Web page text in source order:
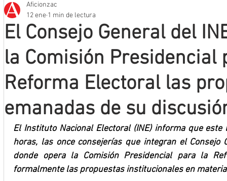
Que no se olvide
Mineros LNBP
El Consejo General del
la Comisión Presidencial
Reforma Electoral las
emanadas de su
Aficionzac
12 ene 1 min de lectura
El Instituto Nacional Electoral (INE) informa que
horas, las once consejerías que integran el Consejo
donde opera la Comisión Presidencial para la
formalmente las propuestas institucionales en